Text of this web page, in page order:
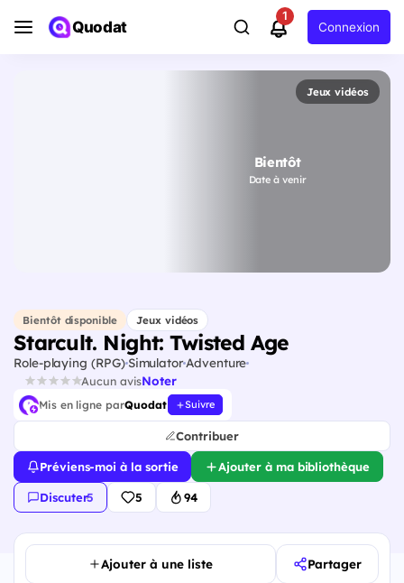
Quodat
1
Connexion
Jeux vidéos
Bientôt
Date à venir
Bientôt disponible Jeux vidéos
Starcult. Night: Twisted Age
Role-playing (RPG)Simulator Adventure
Aucun avisNoter
Mis en ligne parQuodat Suivre
Contribuer
Préviens-moi à la sortie Ajouter à ma bibliothèque
Discuter·5 5 94
Ajouter à une liste Partager